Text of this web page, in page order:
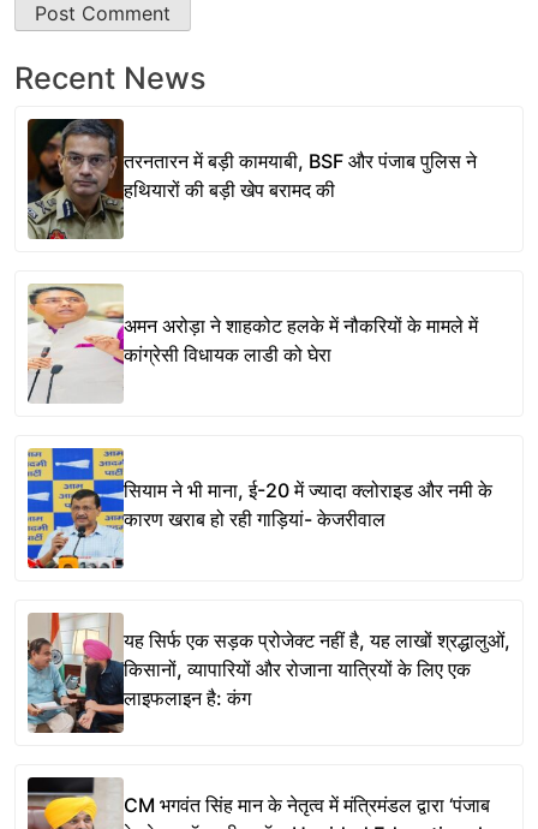
Recent News
तरनतारन में बड़ी कामयाबी, BSF और पंजाब पुलिस ने
हथियारों की बड़ी खेप बरामद की
अमन अरोड़ा ने शाहकोट हलके में नौकरियों के मामले में
कांग्रेसी विधायक लाडी को घेरा
सियाम ने भी माना, ई-20 में ज्यादा क्लोराइड और नमी के
कारण खराब हो रही गाड़ियां- केजरीवाल
यह सिर्फ एक सड़क प्रोजेक्ट नहीं है, यह लाखों श्रद्धालुओं,
किसानों, व्यापारियों और रोजाना यात्रियों के लिए एक
लाइफलाइन है: कंग
CM भगवंत सिंह मान के नेतृत्व में मंत्रिमंडल द्वारा ‘पंजाब